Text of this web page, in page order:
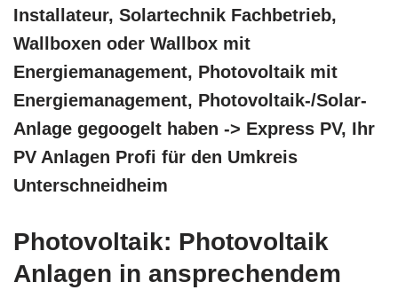
Installateur, Solartechnik Fachbetrieb,
Wallboxen oder Wallbox mit
Energiemanagement, Photovoltaik mit
Energiemanagement, Photovoltaik-/Solar-
Anlage gegoogelt haben -> Express PV, Ihr
PV Anlagen Profi für den Umkreis
Unterschneidheim
Photovoltaik: Photovoltaik
Anlagen in ansprechendem